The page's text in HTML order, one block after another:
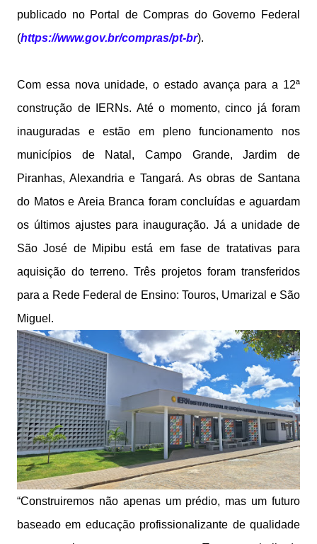
publicado no Portal de Compras do Governo Federal
(https://www.gov.br/compras/pt-br).
Com essa nova unidade, o estado avança para a 12ª
construção de IERNs. Até o momento, cinco já foram
inauguradas e estão em pleno funcionamento nos
municípios de Natal, Campo Grande, Jardim de
Piranhas, Alexandria e Tangará. As obras de Santana
do Matos e Areia Branca foram concluídas e aguardam
os últimos ajustes para inauguração. Já a unidade de
São José de Mipibu está em fase de tratativas para
aquisição do terreno. Três projetos foram transferidos
para a Rede Federal de Ensino: Touros, Umarizal e São
Miguel.
“Construiremos não apenas um prédio, mas um futuro
baseado em educação profissionalizante de qualidade